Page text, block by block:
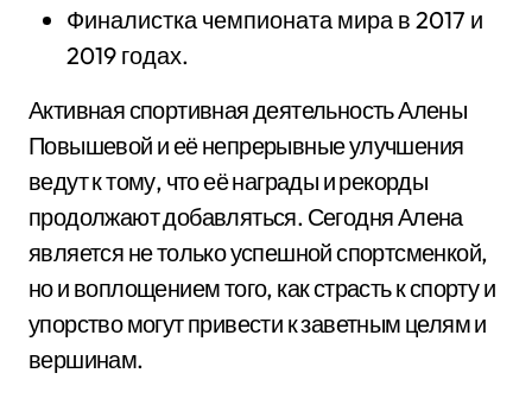
Финалистка чемпионата мира в 2017 и
2019 годах.
Активная спортивная деятельность Алены
Повышевой и её непрерывные улучшения
ведут к тому, что её награды и рекорды
продолжают добавляться. Сегодня Алена
является не только успешной спортсменкой,
но и воплощением того, как страсть к спорту и
упорство могут привести к заветным целям и
вершинам.